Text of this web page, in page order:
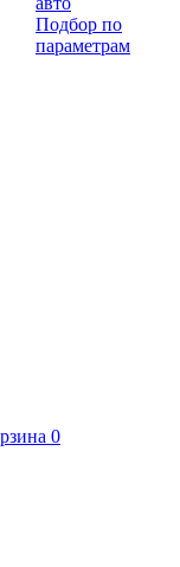
Подбор по
параметрам
0